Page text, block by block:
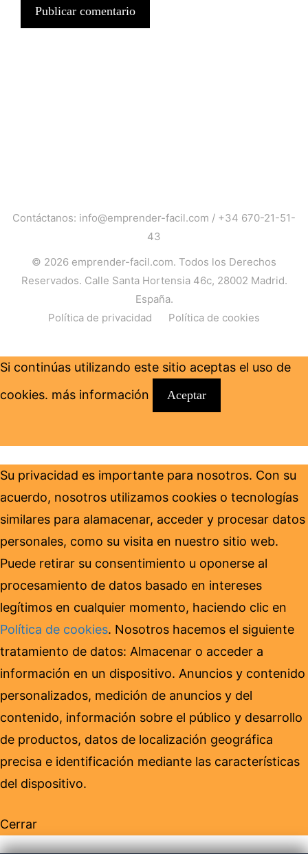
Contáctanos: info@emprender-facil.com / +34 670-21-51-
43
© 2026 emprender-facil.com. Todos los Derechos
Reservados. Calle Santa Hortensia 46c, 28002 Madrid.
España.
Política de privacidad
Política de cookies
Si continúas utilizando este sitio aceptas el uso de
cookies. más información Aceptar
Su privacidad es importante para nosotros. Con su
acuerdo, nosotros utilizamos cookies o tecnologías
similares para alamacenar, acceder y procesar datos
personales, como su visita en nuestro sitio web.
Puede retirar su consentimiento u oponerse al
procesamiento de datos basado en intereses
legítimos en cualquier momento, haciendo clic en
Política de cookies. Nosotros hacemos el siguiente
tratamiento de datos: Almacenar o acceder a
información en un dispositivo. Anuncios y contenido
personalizados, medición de anuncios y del
contenido, información sobre el público y desarrollo
de productos, datos de localización geográfica
precisa e identificación mediante las características
del dispositivo.
Cerrar